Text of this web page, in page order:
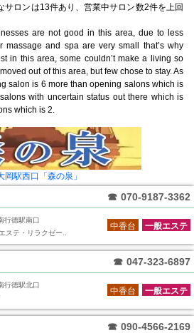
サロンは13件あり、営業中サロン数2件を上回
are not good in this area, due to less
massage and spa are very small that’s why
in this area, some couldn’t make a living so
out of this area, but few chose to stay. As
salon is 6 more than opening salons which is
with uncertain status out there which is
which is 2.
岡駅西口「森の泉」
☎ 070-9187-3362
行徳駅南口
ステ・リラクゼー..
一般エステ
中香台
☎ 047-323-6897
行徳駅北口
一般エステ
中香台
☎ 090-4566-2169